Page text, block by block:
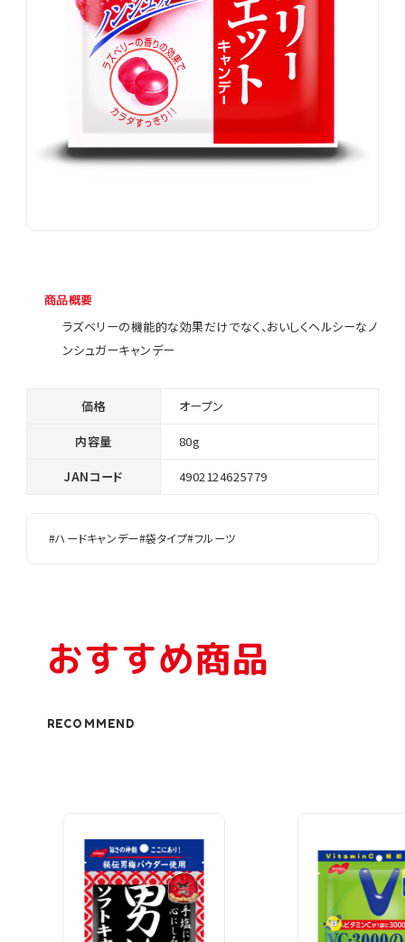
商品概要
ラズベリーの機能的な効果だけでなく、おいしくヘルシーなノ
ンシュガーキャンデー
価格 オープン
内容量 80g
JANコード 4902124625779
#ハードキャンデー#袋タイプ#フルーツ
おすすめ商品
RECOMMEND